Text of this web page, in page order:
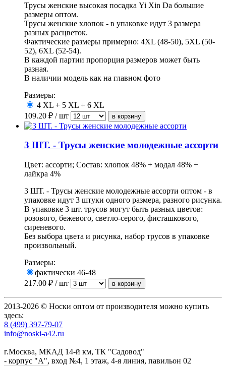
Трусы женские высокая посадка Yi Xin Da большие
размеры оптом.
Трусы женские хлопок - в упаковке идут 3 размера
разных расцветок.
Фактические размеры примерно: 4XL (48-50), 5XL (50-
52), 6XL (52-54).
В каждой партии пропорция размеров может быть
разная.
В наличии модель как на главном фото
Размеры:
4 XL + 5 XL + 6 XL
109.20 ₽ / шт
3 ШТ. - Трусы женские молодежные ассорти
Цвет: ассорти; Состав: хлопок 48% + модал 48% +
лайкра 4%
3 ШТ. - Трусы женские молодежные ассорти оптом - в
упаковке идут 3 штуки одного размера, разного рисунка.
В упаковке 3 шт. трусов могут быть разных цветов:
розового, бежевого, светло-серого, фисташкового,
сиреневого.
Без выбора цвета и рисунка, набор трусов в упаковке
произвольный.
Размеры:
фактически 46-48
217.00 ₽ / шт
2013-2026 © Носки оптом от производителя можно купить
здесь:
8 (499) 397-79-07
info@noski-a42.ru
г.Москва, МКАД 14-й км, ТК "Садовод"
- корпус "А", вход №4, 1 этаж, 4-я линия, павильон 02